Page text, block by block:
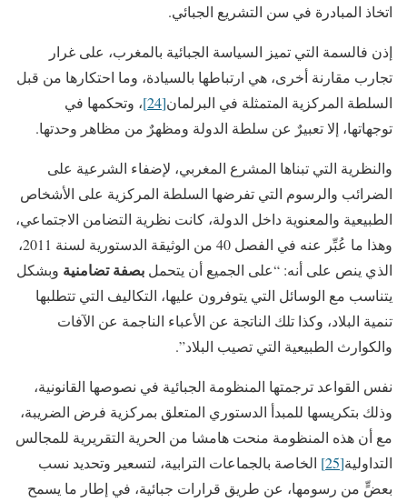
اتخاذ المبادرة في سن التشريع الجبائي.
إذن فالسمة التي تميز السياسة الجبائية بالمغرب، على غرار
تجارب مقارنة أخرى، هي ارتباطها بالسيادة، وما احتكارها من قبل
السلطة المركزية المتمثلة في البرلمان[24]
، وتحكمها في
توجهاتها، إلا تعبيرٌ عن سلطة الدولة ومظهرٌ من مظاهر وحدتها.
والنظرية التي تبناها المشرع المغربي، لإضفاء الشرعية على
الضرائب والرسوم التي تفرضها السلطة المركزية على الأشخاص
الطبيعية والمعنوية داخل الدولة، كانت نظرية التضامن الاجتماعي،
وهذا ما عُبِّر عنه في الفصل 40 من الوثيقة الدستورية لسنة 2011،
الذي ينص على أنه: “على الجميع أن يتحمل بصفة تضامنية وبشكل
يتناسب مع الوسائل التي يتوفرون عليها، التكاليف التي تتطلبها
تنمية البلاد، وكذا تلك الناتجة عن الأعباء الناجمة عن الآفات
والكوارث الطبيعية التي تصيب البلاد”.
نفس القواعد ترجمتها المنظومة الجبائية في نصوصها القانونية،
وذلك بتكريسها للمبدأ الدستوري المتعلق بمركزية فرض الضريبة،
مع أن هذه المنظومة منحت هامشا من الحرية التقريرية للمجالس
التداولية[25]
الخاصة بالجماعات الترابية، لتسعير وتحديد نسب
بعضٍّ من رسومها، عن طريق قرارات جبائية، في إطار ما يسمح